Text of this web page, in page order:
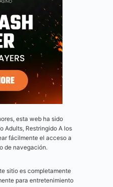
esta web ha sido
Adults, Restringido A los
fácilmente el acceso a
de navegación.
sitio es completamente
para entretenimiento